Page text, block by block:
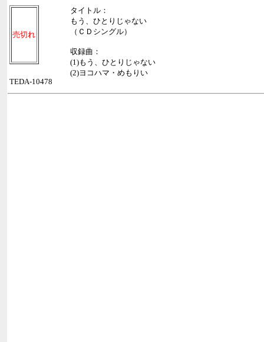
売切れ
タイトル：
もう、ひとりじゃない
（ＣＤシングル）
収録曲：
(1)もう、ひとりじゃない
(2)ヨコハマ・めもりい
TEDA-10478